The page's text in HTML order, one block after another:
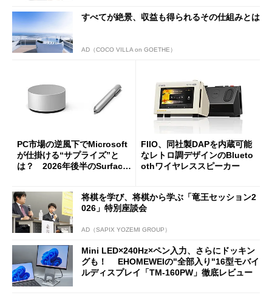
すべてが絶景、収益も得られるその仕組みとは
AD（COCO VILLA on GOETHE）
PC市場の逆風下でMicrosoft
が仕掛ける“サプライズ”と
は？ 2026年後半のSurface
FIIO、同社製DAPを内蔵可能
なレトロ調デザインのBlueto
othワイヤレススピーカー
将棋を学び、将棋から学ぶ「竜王セッション2
026」特別座談会
AD（SAPIX YOZEMI GROUP）
Mini LED×240Hz×ペン入力、さらにドッキン
グも！ EHOMEWEIの"全部入り"16型モバイ
ルディスプレイ「TM-160PW」徹底レビュー